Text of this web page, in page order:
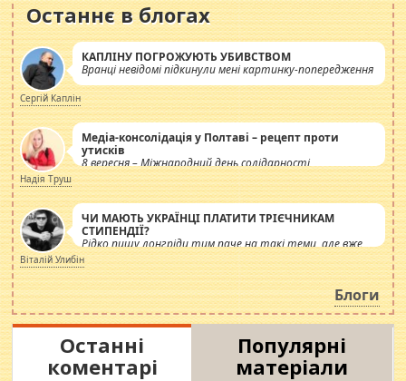
Останнє в блогах
КАПЛІНУ ПОГРОЖУЮТЬ УБИВСТВОМ
Вранці невідомі підкинули мені картинку-попередження
Сергій Каплін
Медіа-консолідація у Полтаві – рецепт проти
утисків
8 вересня – Міжнародний день солідарності
журналістів.
Надія Труш
ЧИ МАЮТЬ УКРАЇНЦІ ПЛАТИТИ ТРІЄЧНИКАМ
СТИПЕНДІЇ?
Рідко пишу лонгріди тим паче на такі теми, але вже
просто дістало! Обурюють сьогоднішні інсенуації
навколо стипендіального питання. Штучно
роздувається ще одна соціальна катастрофа.
Віталій Улибін
Блоги
Останні
коментарі
Популярні
матеріали